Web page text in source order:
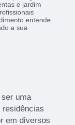
e jardim
entende
a sua
uma
em diversos